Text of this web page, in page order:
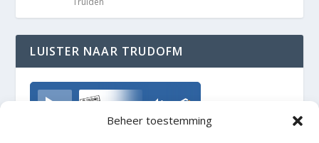
Beheer toestemming
LUISTER NAAR TRUDOFM
TrudoFM